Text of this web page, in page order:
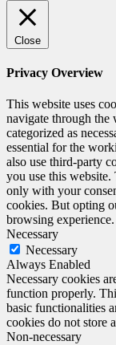
Close
Privacy Overview
This website uses
navigate through the
categorized as
essential for the
also use third-party
you use this
only with your
cookies. But opting
browsing experience.
Necessary
Necessary
Always Enabled
Necessary cookies
function properly.
basic functionalities
cookies do not store
Non-necessary